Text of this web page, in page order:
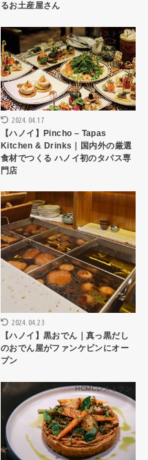
るお土産屋さん
ハノイレストラン
2024.04.17
【ハノイ】Pincho – Tapas
Kitchen & Drinks｜国内外の厳選
食材でつくる ハノイ初のタパス専
門店
ハノイレストラン
2024.04.23
【ハノイ】黒おでん｜真っ黒だし
のおでん屋がファンケビンにオー
プン
HCMCレストラン